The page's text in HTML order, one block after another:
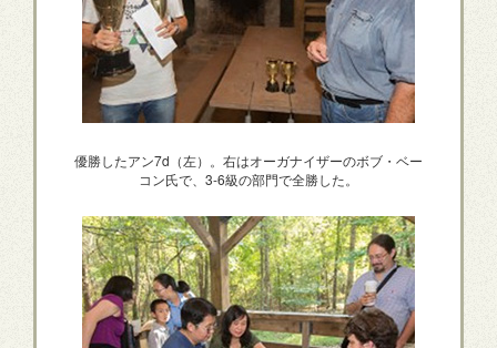
優勝したアン7d（左）。右はオーガナイザーのボブ・ベー
コン氏で、3-6級の部門で全勝した。